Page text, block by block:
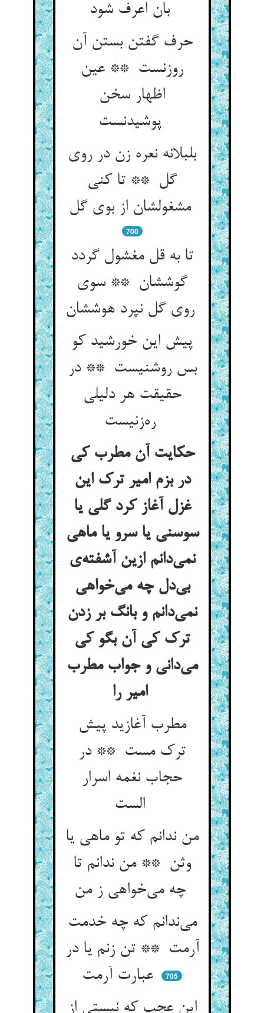
بان اعرف شود
حرف گفتن بستن آن
روزنست ** عین
اظهار سخن
پوشیدنست
بلبلانه نعره زن در روی
گل ** تا کنی
مشغولشان از بوی گل
700
تا به قل مغشول گردد
گوششان ** سوی
روی گل نپرد هوششان
پیش این خورشید کو
بس روشنیست ** در
حقیقت هر دلیلی
ره‌زنیست
حکایت آن مطرب کی
در بزم امیر ترک این
غزل آغاز کرد گلی یا
سوسنی یا سرو یا ماهی
نمی‌دانم ازین آشفته‌ی
بی‌دل چه می‌خواهی
نمی‌دانم و بانگ بر زدن
ترک کی آن بگو کی
می‌دانی و جواب مطرب
امیر را
مطرب آغازید پیش
ترک مست ** در
حجاب نغمه اسرار
من ندانم که تو ماهی یا
وثن ** من ندانم تا
چه می‌خواهی ز من
می‌ندانم که چه خدمت
آرمت ** تن زنم یا در
705
این عجب که نیستی از